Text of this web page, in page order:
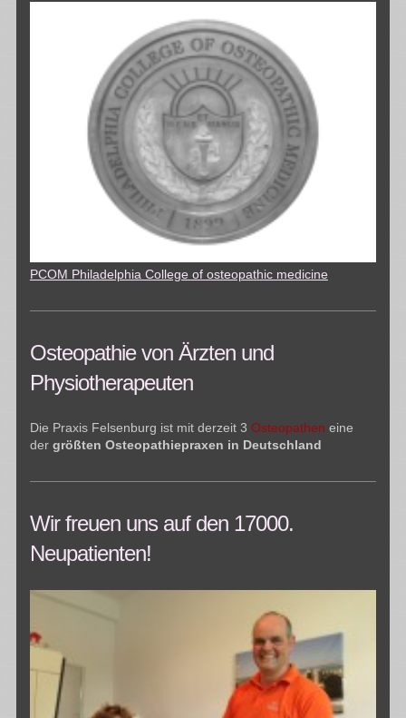
PCOM Philadelphia College of osteopathic medicine
Osteopathie von Ärzten und
Physiotherapeuten
Die Praxis Felsenburg ist mit derzeit 3 Osteopathen eine
der größten Osteopathiepraxen in Deutschland
Wir freuen uns auf den 17000.
Neupatienten!